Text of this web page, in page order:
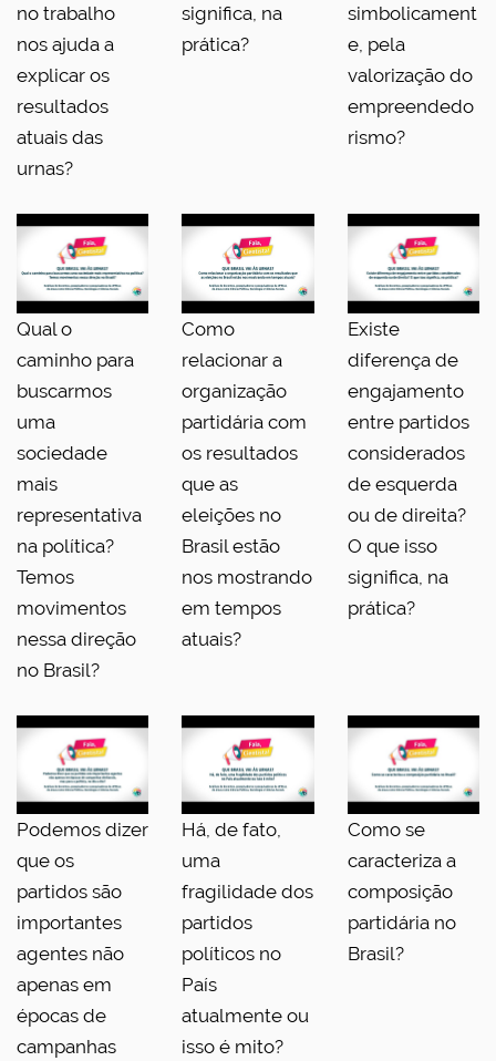
no trabalho
nos ajuda a
explicar os
resultados
atuais das
urnas?
significa, na
prática?
simbolicament
e, pela
valorização do
empreendedo
rismo?
Qual o
caminho para
buscarmos
uma
sociedade
mais
representativa
na política?
Temos
movimentos
nessa direção
no Brasil?
Como
relacionar a
organização
partidária com
os resultados
que as
eleições no
Brasil estão
nos mostrando
em tempos
atuais?
Existe
diferença de
engajamento
entre partidos
considerados
de esquerda
ou de direita?
O que isso
significa, na
prática?
Podemos dizer
que os
partidos são
importantes
agentes não
apenas em
épocas de
campanhas
Há, de fato,
uma
fragilidade dos
partidos
políticos no
País
atualmente ou
isso é mito?
Como se
caracteriza a
composição
partidária no
Brasil?